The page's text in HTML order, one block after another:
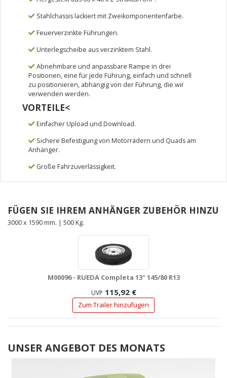
Stahlchassis lackiert mit Zweikomponentenfarbe.
Feuerverzinkte Führungen.
Unterlegscheibe aus verzinktem Stahl.
Abnehmbare und anpassbare Rampe in drei
Positionen, eine für jede Führung, einfach und schnell
zu positionieren, abhängig von der Führung, die wir
verwenden werden.
VORTEILE<
Einfacher Upload und Download.
Sichere Befestigung von Motorrädern und Quads am
Anhänger.
Große Fahrzuverlässigkeit.
FÜGEN SIE IHREM ANHÄNGER ZUBEHÖR HINZU
3000 x 1590 mm. | 500 Kg.
M00096 - RUEDA Completa 13" 145/80 R13
UVP 115,92 €
Zum Trailer hinzufügen
UNSER ANGEBOT DES MONATS